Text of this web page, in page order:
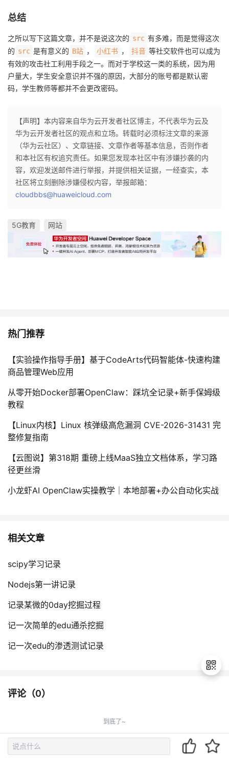
总结
之所以写下这篇文章，并不是说这次的 src 有多难，而是觉得这次
的 src 是有意义的 B站 ， 小红书 ， 抖音 等社交软件也可以成为
有效的攻击社工利用手段之一。而对于学校这一类的系统，因为用
户量大，学生安全意识并不强的原因，大部分的账号都是默认密
码，学生教师等都并不会更改密码。
【声明】本内容来自华为云开发者社区博主，不代表华为云及
华为云开发者社区的观点和立场。转载时必须标注文章的来源
（华为云社区）、文章链接、文章作者等基本信息，否则作者
和本社区有权追究责任。如果您发现本社区中有涉嫌抄袭的内
容，欢迎发送邮件进行举报，并提供相关证据，一经查实，本
社区将立刻删除涉嫌侵权内容，举报邮箱：
cloudbbs@huaweicloud.com
5G教育 网站
热门推荐
【实验操作指导手册】基于CodeArts代码智能体-快速构建
商品管理Web应用
从零开始Docker部署OpenClaw：踩坑全记录+新手保姆级
教程
【Linux内核】Linux 核弹级高危漏洞 CVE-2026-31431 完
整修复指南
【云图说】第318期 重磅上线MaaS独立文档体系，学习路
径更丝滑
小龙虾AI OpenClaw实操教学｜本地部署+办公自动化实战
相关文章
scipy学习记录
Nodejs第一讲记录
记录某微的0day挖掘过程
记一次简单的edu通杀挖掘
记一次edu的渗透测试记录
评论（0）
到底了~